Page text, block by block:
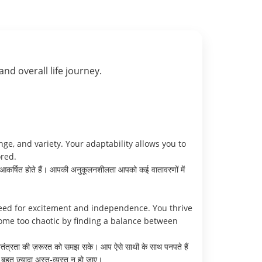
overall life journey.
and variety. Your adaptability allows you to
होते हैं। आपकी अनुकूलनशीलता आपको कई वातावरणों में
for excitement and independence. You thrive
too chaotic by finding a balance between
की ज़रूरत को समझ सके। आप ऐसे साथी के साथ पनपते हैं
ज़्यादा अस्त-व्यस्त न हो जाए।